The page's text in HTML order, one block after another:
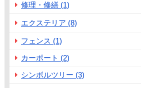
修理・修繕 (1)
エクステリア (8)
フェンス (1)
カーポート (2)
シンボルツリー (3)